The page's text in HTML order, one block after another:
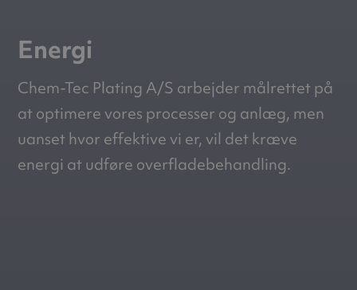
Energi
Chem-Tec Plating A/S arbejder målrettet på
at optimere vores processer og anlæg, men
uanset hvor effektive vi er, vil det kræve
energi at udføre overfladebehandling.